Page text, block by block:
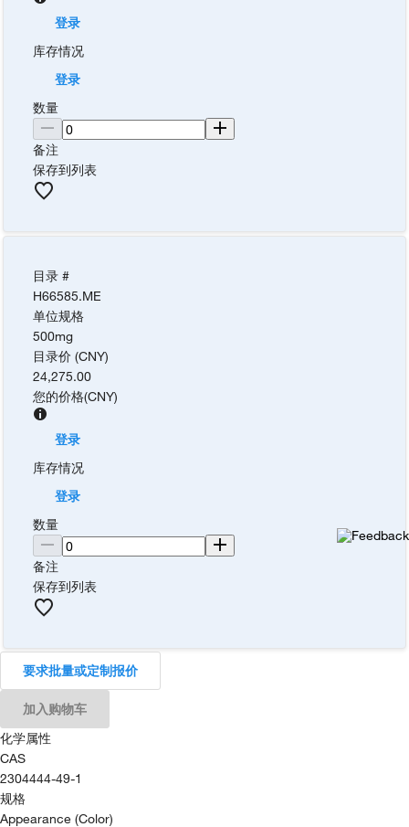
登录
库存情况
登录
数量
备注
保存到列表
目录 #
H66585.ME
单位规格
500mg
目录价 (CNY)
24,275.00
您的价格(CNY)
登录
库存情况
登录
数量
备注
保存到列表
要求批量或定制报价
加入购物车
化学属性
CAS
2304444-49-1
规格
Appearance (Color)